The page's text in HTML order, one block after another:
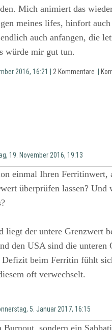
Mich animiert das
meines lifes, hinfort
auch anfangen, die
würde mir gut tun.
2016, 16:21 | 2 Kommentare
19. November 2016, 19:13
einmal Ihren Ferritinwert,
wert überprüfen lassen? Und
liegt der untere Grenzwert
den USA sind die unteren
Defizit beim Ferritin fühlt
oft verwechselt.
5. Januar 2017, 16:15
Burnout, sondern ein